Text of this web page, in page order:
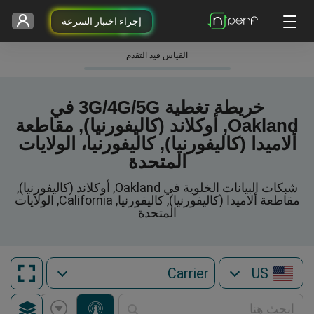
إجراء اختبار السرعة
القياس قيد التقدم
خريطة تغطية 3G/4G/5G في
Oakland, أوكلاند (كاليفورنيا), مقاطعة
ألاميدا (كاليفورنيا), كاليفورنيا، الولايات
المتحدة
شبكات البيانات الخلوية في Oakland, أوكلاند (كاليفورنيا),
مقاطعة ألاميدا (كاليفورنيا), كاليفورنيا, California, الولايات
المتحدة
US